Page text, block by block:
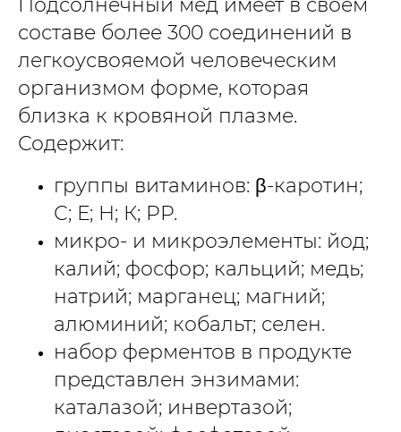
Подсолнечный мёд имеет в своём
составе более 300 соединений в
легкоусвояемой человеческим
организмом форме, которая
близка к кровяной плазме.
Содержит:
группы витаминов: β-каротин;
С; Е; Н; К; РР.
микро- и микроэлементы: йод;
калий; фосфор; кальций; медь;
натрий; марганец; магний;
алюминий; кобальт; селен.
набор ферментов в продукте
представлен энзимами:
каталазой; инвертазой;